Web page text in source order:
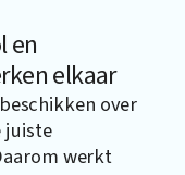
en
elkaar
over
juiste
werkt